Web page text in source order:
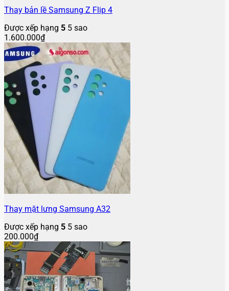
Thay bản lề Samsung Z Flip 4
Được xếp hạng 5 5 sao
1.600.000₫
Thay mặt lưng Samsung A32
Được xếp hạng 5 5 sao
200.000₫